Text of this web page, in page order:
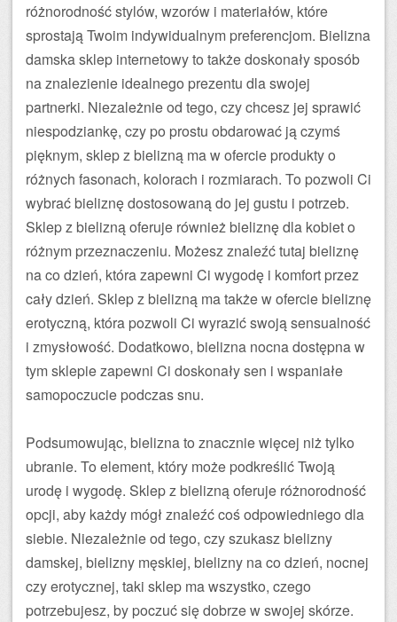
różnorodność stylów, wzorów i materiałów, które
sprostają Twoim indywidualnym preferencjom. Bielizna
damska sklep internetowy to także doskonały sposób
na znalezienie idealnego prezentu dla swojej
partnerki. Niezależnie od tego, czy chcesz jej sprawić
niespodziankę, czy po prostu obdarować ją czymś
pięknym, sklep z bielizną ma w ofercie produkty o
różnych fasonach, kolorach i rozmiarach. To pozwoli Ci
wybrać bieliznę dostosowaną do jej gustu i potrzeb.
Sklep z bielizną oferuje również bieliznę dla kobiet o
różnym przeznaczeniu. Możesz znaleźć tutaj bieliznę
na co dzień, która zapewni Ci wygodę i komfort przez
cały dzień. Sklep z bielizną ma także w ofercie bieliznę
erotyczną, która pozwoli Ci wyrazić swoją sensualność
i zmysłowość. Dodatkowo, bielizna nocna dostępna w
tym sklepie zapewni Ci doskonały sen i wspaniałe
samopoczucie podczas snu.
Podsumowując, bielizna to znacznie więcej niż tylko
ubranie. To element, który może podkreślić Twoją
urodę i wygodę. Sklep z bielizną oferuje różnorodność
opcji, aby każdy mógł znaleźć coś odpowiedniego dla
siebie. Niezależnie od tego, czy szukasz bielizny
damskej, bielizny męskiej, bielizny na co dzień, nocnej
czy erotycznej, taki sklep ma wszystko, czego
potrzebujesz, by poczuć się dobrze w swojej skórze.